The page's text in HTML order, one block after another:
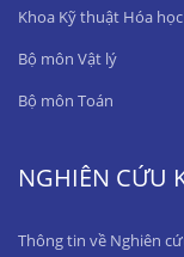
Khoa Kỹ thuật Hóa
Bộ môn Vật lý
Bộ môn Toán
NGHIÊN CỨU
Thông tin về Nghiên